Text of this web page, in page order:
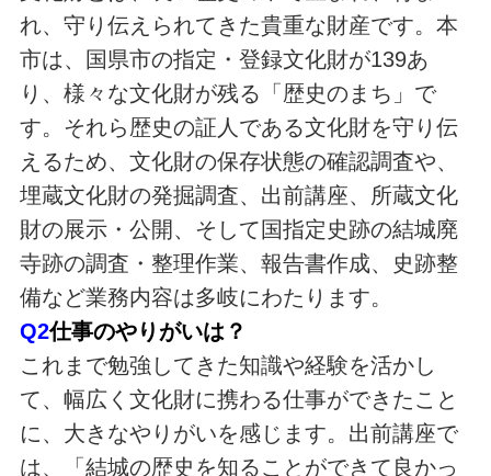
れ、守り伝えられてきた貴重な財産です。本
市は、国県市の指定・登録文化財が139あ
り、様々な文化財が残る「歴史のまち」で
す。それら歴史の証人である文化財を守り伝
えるため、文化財の保存状態の確認調査や、
埋蔵文化財の発掘調査、出前講座、所蔵文化
財の展示・公開、そして国指定史跡の結城廃
寺跡の調査・整理作業、報告書作成、史跡整
備など業務内容は多岐にわたります。
Q2仕事のやりがいは？
これまで勉強してきた知識や経験を活かし
て、幅広く文化財に携わる仕事ができたこと
に、大きなやりがいを感じます。出前講座で
は、「結城の歴史を知ることができて良かっ